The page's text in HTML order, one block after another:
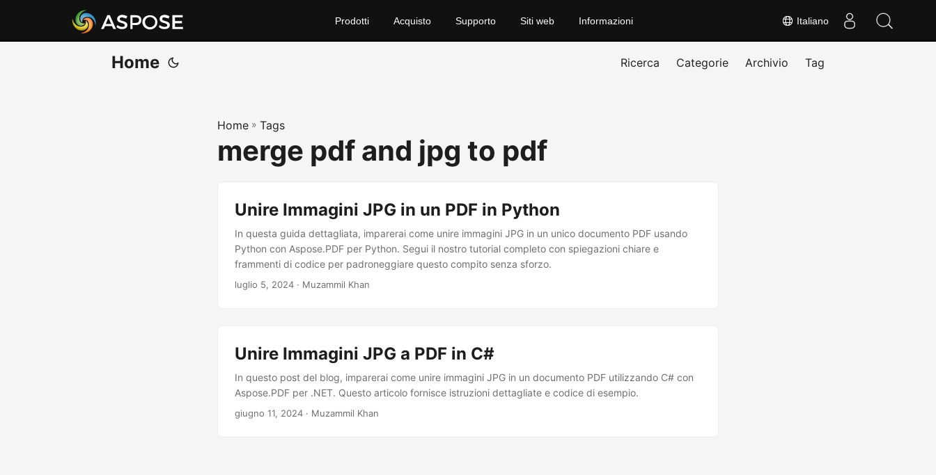
Italiano
Prodotti Acquisto Supporto Siti web Informazioni
Home Ricerca Categorie Archivio Tag
Home » Tags
merge pdf and jpg to pdf
Unire Immagini JPG in un PDF in Python
In questa guida dettagliata, imparerai come unire immagini JPG in un unico documento PDF usando
Python con Aspose.PDF per Python. Segui il nostro tutorial completo con spiegazioni chiare e
frammenti di codice per padroneggiare questo compito senza sforzo.
luglio 5, 2024 · Muzammil Khan
Unire Immagini JPG a PDF in C#
In questo post del blog, imparerai come unire immagini JPG in un documento PDF utilizzando C# con
Aspose.PDF per .NET. Questo articolo fornisce istruzioni dettagliate e codice di esempio.
giugno 11, 2024 · Muzammil Khan